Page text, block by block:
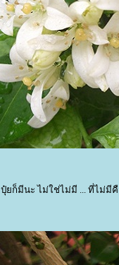
ปุ๋ยก็มีนะ ไม่ใช่ไม่มี ... ที่ไม่มี